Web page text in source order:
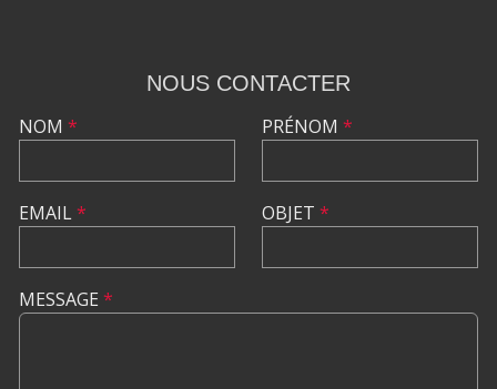
NOUS CONTACTER
NOM *
EMAIL*
PRÉNOM *
OBJET *
MESSAGE *